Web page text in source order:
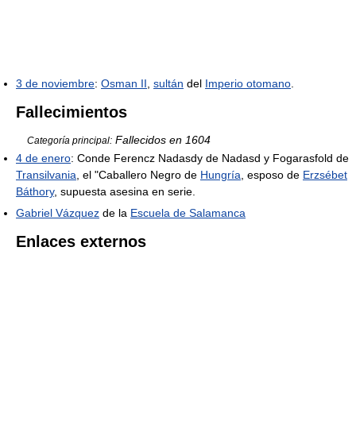
3 de noviembre: Osman II sultán del Imperio otomano
Fallecimientos
Categoría principal: Fallecidos en 1604
4 de enero: Conde Ferencz Nadasdy de Nadasd y Fogarasfold de
Transilvania, el "Caballero Negro de Hungría, esposo de Erzsébet
Báthory, supuesta asesina en serie.
Gabriel Vázquez de la Escuela de Salamanca
Enlaces externos